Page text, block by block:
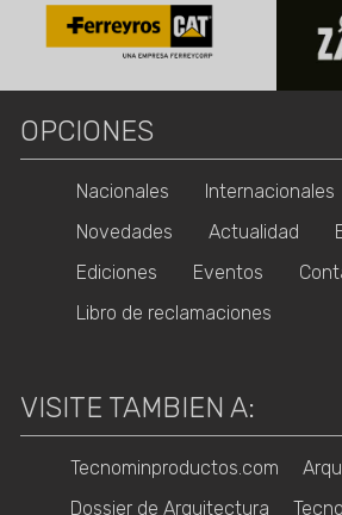
OPCIONES
Nacionales Internacionales
Novedades
Actualidad
Ediciones
Eventos
Libro de reclamaciones
VISITE TAMBIEN A:
Tecnominproductos.com
Dossier de Arquitectura